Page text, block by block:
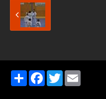
PartagerFacebook
Twitter